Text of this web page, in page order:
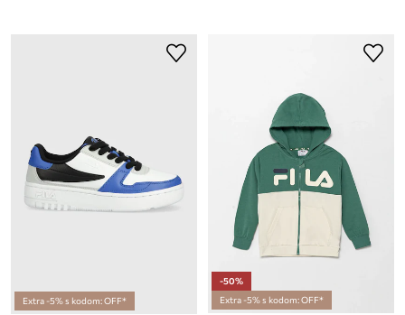
Extra -5% s kodom: OFF*
-50%
Extra -5% s kodom: OFF*